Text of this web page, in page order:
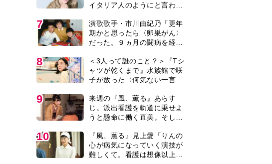
イタリア人のようにと言われ
7
演歌歌手・市川由紀乃「更年
期かと思ったら〈卵巣がん〉
だった。９ヵ月の闘病を経て
紙を今も支えに」【2026上半
期BEST】
8
＜3人って誰のこと？＞『Tシ
ャツが乾くまで』水族館で咲
子が放った〈何気ない一言〉
線？」「子どもの話だと…」
9
来週の『風、薫る』あらす
じ。派出看護を軌道に乗せよ
うと懸命に働く直美。そして
バレあり＞
10
『風、薫る』見上愛「りんの
心が病気になっていく演技が
難しくて。看護は想像以上に